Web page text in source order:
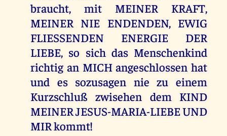
braucht, mit MEINER KRAFT,
MEINER NIE ENDENDEN, EWIG
FLIESSENDEN ENERGIE DER
LIEBE, so sich das Menschenkind
richtig an MICH angeschlossen hat
und es sozusagen nie zu einem
Kurzschluß zwisehen dem KIND
MEINER JESUS-MARIA-LIEBE UND
MIR kommt!